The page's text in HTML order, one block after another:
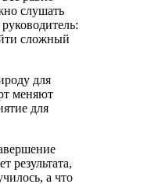
слушать
сложный
результата,
а что